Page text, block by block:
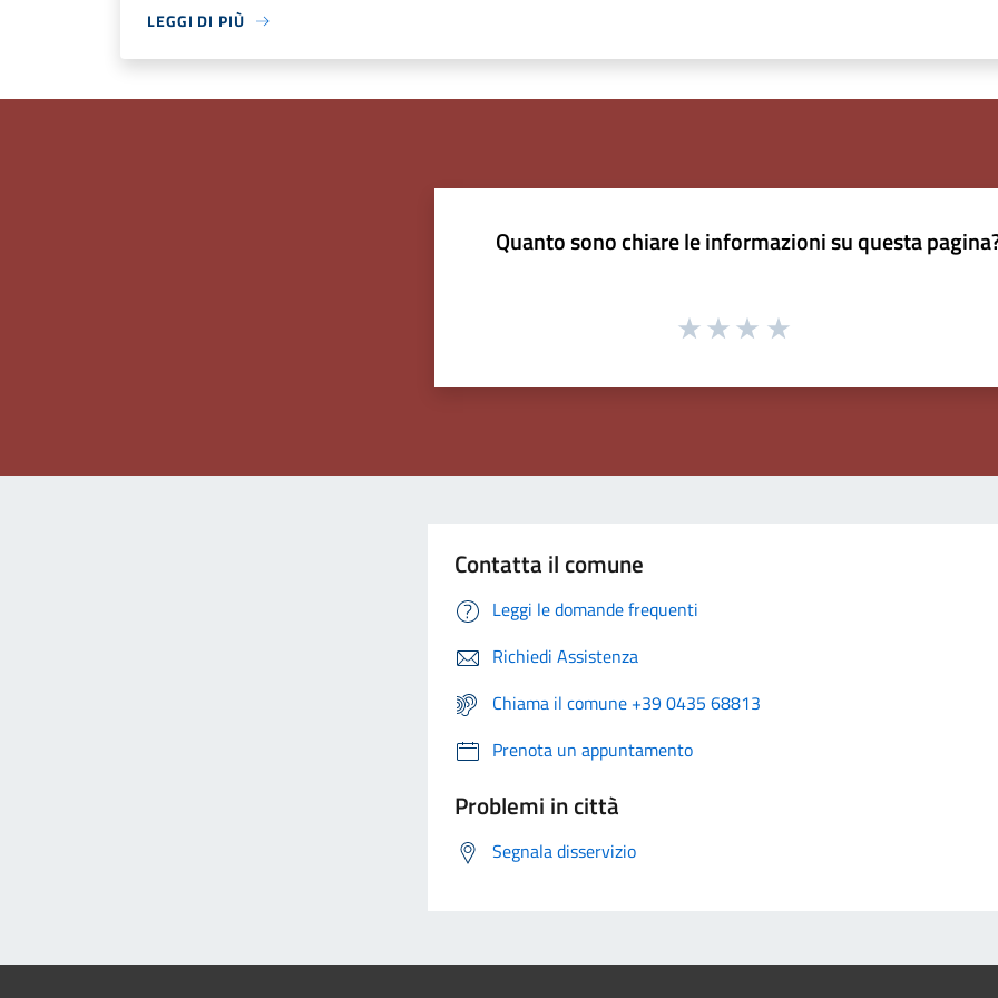
LEGGI DI PIÙ
Quanto sono chiare le informazioni su questa
Contatta il comune
Leggi le domande frequenti
Richiedi Assistenza
Chiama il comune +39 0435 68813
Prenota un appuntamento
Problemi in città
Segnala disservizio